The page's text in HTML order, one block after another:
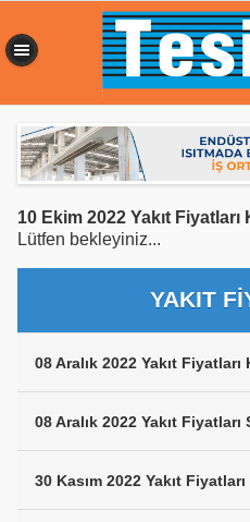
10 Ekim 2022 Yakıt Fiyatları
Lütfen bekleyiniz...
YAKIT
08 Aralık 2022 Yakıt Fiyatları
08 Aralık 2022 Yakıt Fiyatları
30 Kasım 2022 Yakıt